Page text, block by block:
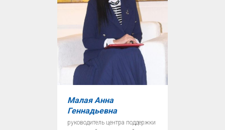
Малая Анна
Геннадьевна
руководитель центра поддержки